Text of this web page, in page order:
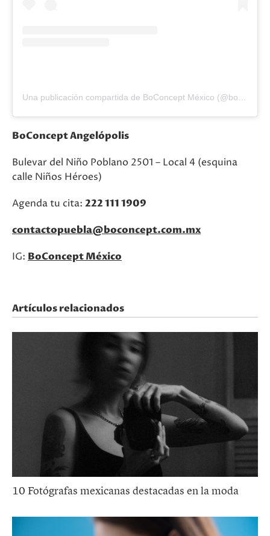
BoConcept Angelópolis
Bulevar del Niño Poblano 2501 – Local 4 (esquina
calle Niños Héroes)
Agenda tu cita: 222 111 1909
contactopuebla@boconcept.com.mx
IG: BoConcept México
Artículos relacionados
10 Fotógrafas mexicanas destacadas en la moda